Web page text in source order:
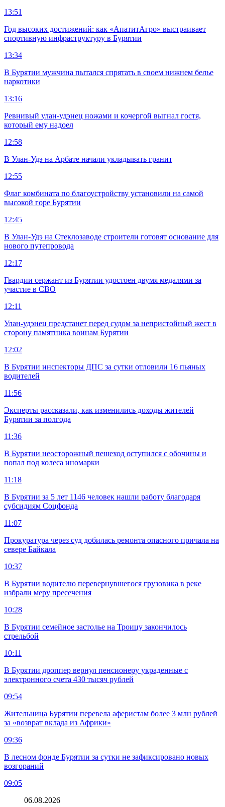
13:51
Год высоких достижений: как «АпатитАгро» выстраивает
спортивную инфраструктуру в Бурятии
13:34
В Бурятии мужчина пытался спрятать в своем нижнем белье
наркотики
13:16
Ревнивый улан-удэнец ножами и кочергой выгнал гостя,
который ему надоел
12:58
В Улан-Удэ на Арбате начали укладывать гранит
12:55
Флаг комбината по благоустройству установили на самой
высокой горе Бурятии
12:45
В Улан-Удэ на Стеклозаводе строители готовят основание для
нового путепровода
12:17
Гвардии сержант из Бурятии удостоен двумя медалями за
участие в СВО
12:11
Улан-удэнец предстанет перед судом за непристойный жест в
сторону памятника воинам Бурятии
12:02
В Бурятии инспекторы ДПС за сутки отловили 16 пьяных
водителей
11:56
Эксперты рассказали, как изменились доходы жителей
Бурятии за полгода
11:36
В Бурятии неосторожный пешеход оступился с обочины и
попал под колеса иномарки
11:18
В Бурятии за 5 лет 1146 человек нашли работу благодаря
субсидиям Соцфонда
11:07
Прокуратура через суд добилась ремонта опасного причала на
севере Байкала
10:37
В Бурятии водителю перевернувшегося грузовика в реке
избрали меру пресечения
10:28
В Бурятии семейное застолье на Троицу закончилось
стрельбой
10:11
В Бурятии дроппер вернул пенсионеру украденные с
электронного счета 430 тысяч рублей
09:54
Жительница Бурятии перевела аферистам более 3 млн рублей
за «возврат вклада из Африки»
09:36
В лесном фонде Бурятии за сутки не зафиксировано новых
возгораний
09:05
06.08.2026